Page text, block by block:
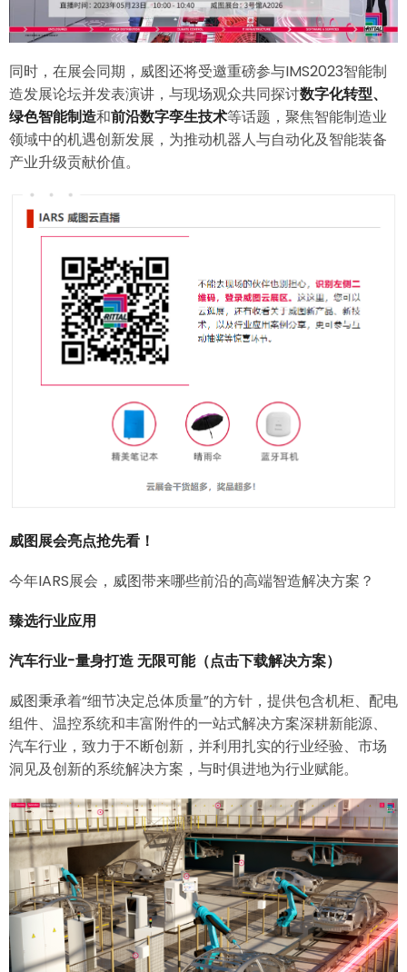
同时，在展会同期，威图还将受邀重磅参与IMS2023智能制
造发展论坛并发表演讲，与现场观众共同探讨数字化转型、
绿色智能制造和前沿数字孪生技术等话题，聚焦智能制造业
领域中的机遇创新发展，为推动机器人与自动化及智能装备
产业升级贡献价值。
威图展会亮点抢先看！
今年IARS展会，威图带来哪些前沿的高端智造解决方案？
臻选行业应用
汽车行业-量身打造 无限可能（点击下载解决方案）
威图秉承着“细节决定总体质量”的方针，提供包含机柜、配电
组件、温控系统和丰富附件的一站式解决方案深耕新能源、
汽车行业，致力于不断创新，并利用扎实的行业经验、市场
洞见及创新的系统解决方案，与时俱进地为行业赋能。